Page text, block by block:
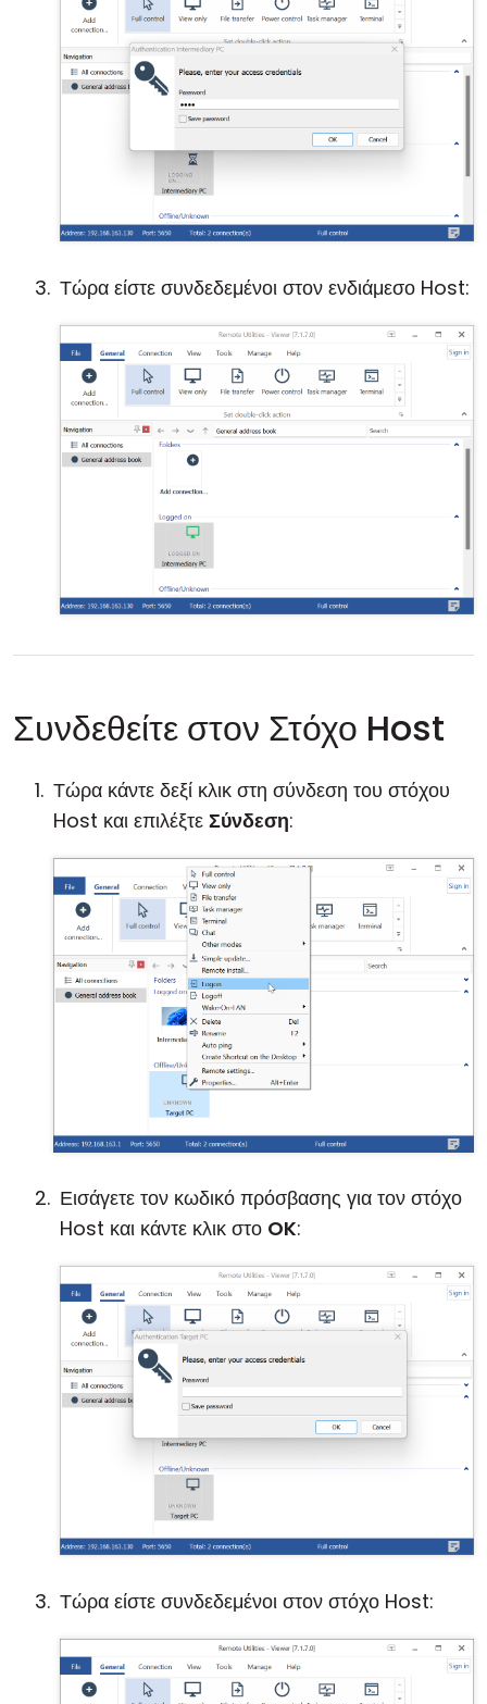
Τώρα είστε συνδεδεμένοι στον ενδιάμεσο Host:
Συνδεθείτε στον Στόχο Host
Τώρα κάντε δεξί κλικ στη σύνδεση του στόχου
Host και επιλέξτε Σύνδεση:
Εισάγετε τον κωδικό πρόσβασης για τον στόχο
Host και κάντε κλικ στο OK:
Τώρα είστε συνδεδεμένοι στον στόχο Host: